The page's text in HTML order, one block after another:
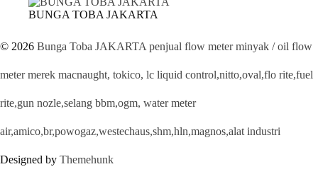
BUNGA TOBA JAKARTA
© 2026 Bunga Toba JAKARTA penjual flow meter minyak / oil flow
meter merek macnaught, tokico, lc liquid control,nitto,oval,flo rite,fuel
rite,gun nozle,selang bbm,ogm, water meter
air,amico,br,powogaz,westechaus,shm,hln,magnos,alat industri
Designed by Themehunk